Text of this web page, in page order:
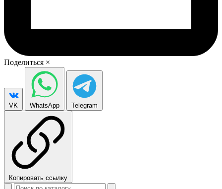
Поделиться ×
VK WhatsApp Telegram
Копировать ссылку